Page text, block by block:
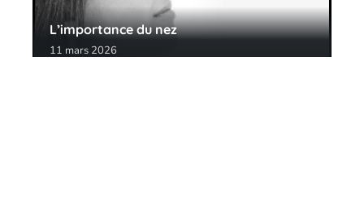
L’importance du nez
11 mars 2026